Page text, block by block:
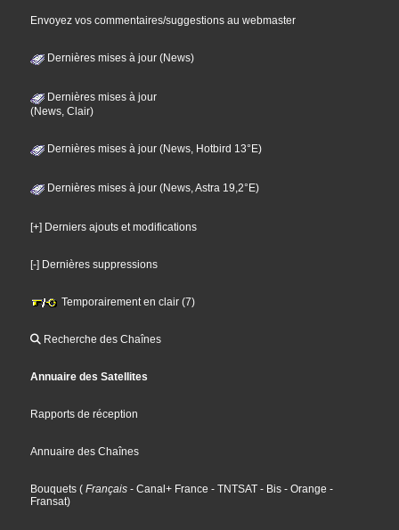
Envoyez vos commentaires/suggestions au webmaster
Dernières mises à jour (News)
Dernières mises à jour
(News, Clair)
Dernières mises à jour (News, Hotbird 13°E)
Dernières mises à jour (News, Astra 19,2°E)
[+] Derniers ajouts et modifications
[-] Dernières suppressions
Temporairement en clair (7)
Recherche des Chaînes
Annuaire des Satellites
Rapports de réception
Annuaire des Chaînes
Bouquets ( Français - Canal+ France - TNTSAT - Bis - Orange -
Fransat)